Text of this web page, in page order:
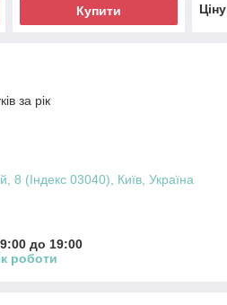
Купити
за рік
8 (Індекс 03040), Київ, Україна
до 19:00
роботи